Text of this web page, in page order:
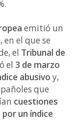
emitió un
el que se
el Tribunal de
el 3 de marzo
abusivo y,
que
cuestiones
un índice